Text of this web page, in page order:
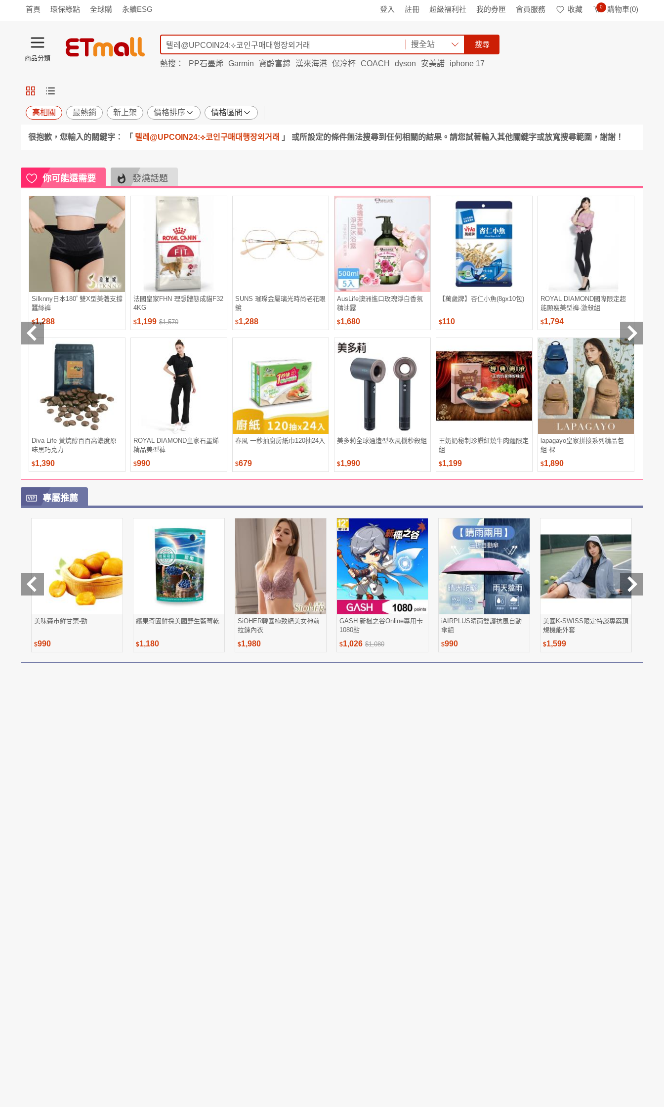
首頁 環保綠點 全球購 永續ESG 登入 註冊 超級福利社 我的券匣 會員服務 收藏 0 購物車(0)
商品分類
旅遊
寵物
保健
用品 機能
窈窕
日用
紙品 清潔
口腔
服飾
內衣 精品
珠寶
寢具
家具 收納
宗教
Apple
小米 手機平板
穿戴
家電
電視 季節
廚房
電腦
週邊 電玩
耳機
彩妝 香氛
搜全站 搜尋
熱搜： PP石墨烯 Garmin 寶齡富錦 漢來海港 保冷杯 COACH dyson 安美諾
iphone 17
高相關 最熱銷 新上架 價格排序 價格區間
很抱歉，您輸入的關鍵字： 「 텔레@UPCOIN24:⟡코인구매대행장외거래 」 或所設定的條件無法搜尋到任何相關的結果。請您試著輸入其他關鍵字或放寬搜尋範圍，謝謝！
你可能還需要 發燒話題
Silknny日本180ﾟ雙X型美體支撐
蠶絲褲
$1,288
法國皇家FHN 理想體態成貓F32
4KG
$1,199 $1,570
SUNS 璀璨金屬璃光時尚老花眼
鏡
$1,288
AusLife澳洲進口玫瑰淨白香氛
精油露
$1,680
【萬歲牌】杏仁小魚(8gx10包)
$110
ROYAL DIAMOND國際限定超
能顯瘦美型褲-激殺組
$1,794
Diva Life 黃烷醇百百高濃度原
味黑巧克力
$1,390
ROYAL DIAMOND皇家石墨烯
精品美型褲
$990
春風 一秒抽廚房紙巾120抽24入
$679
美多莉全球通造型吹風機秒殺組
$1,990
王奶奶秘制珍饌紅燒牛肉麵限定
組
$1,199
lapagayo皇家拼接系列精品包
組-裸
$1,890
$5,980
專屬推薦
美味森市鮮甘栗-勁
$990
繽果奇園鮮採美國野生藍莓乾
$1,180
SiOHER韓國極致絕美女神前
拉鍊內衣
$1,980
GASH 新楓之谷Online專用卡
1080點
$1,026 $1,080
iAIRPLUS晴雨雙護抗風自動
傘組
$990
美國K-SWISS限定特談專案頂
規機能外套
$1,599